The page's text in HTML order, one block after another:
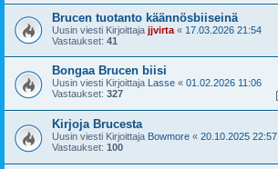
Brucen tuotanto käännösbiiseinä
Uusin viesti Kirjoittaja jjvirta « 17.03.2026 21:54
Vastaukset: 41
Bongaa Brucen biisi
Uusin viesti Kirjoittaja Lasse « 01.02.2026 11:06
Vastaukset: 327
Kirjoja Brucesta
Uusin viesti Kirjoittaja Bowmore « 20.10.2025 22:57
Vastaukset: 100